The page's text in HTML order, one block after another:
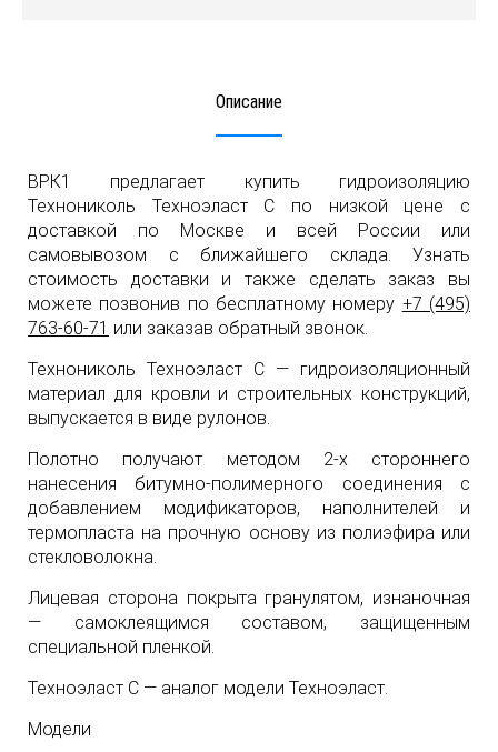
Описание
ВРК1 предлагает купить гидроизоляцию
Технониколь Техноэласт С по низкой цене с
доставкой по Москве и всей России или
самовывозом с ближайшего склада. Узнать
стоимость доставки и также сделать заказ вы
можете позвонив по бесплатному номеру +7 (495)
763-60-71 или заказав обратный звонок.
Технониколь Техноэласт С — гидроизоляционный
материал для кровли и строительных конструкций,
выпускается в виде рулонов.
Полотно получают методом 2-х стороннего
нанесения битумно-полимерного соединения с
добавлением модификаторов, наполнителей и
термопласта на прочную основу из полиэфира или
стекловолокна.
Лицевая сторона покрыта гранулятом, изнаночная
— самоклеящимся составом, защищенным
специальной пленкой.
Техноэласт С — аналог модели Техноэласт.
Модели